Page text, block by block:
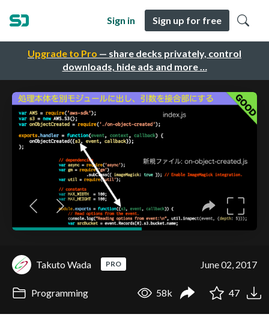
Upgrade to Pro — share decks privately, control
downloads, hide ads and more …
Sign in Sign up for free
Takuto Wada PRO June 02, 2017
Programming 58k 47